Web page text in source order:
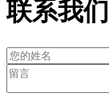
联系我们